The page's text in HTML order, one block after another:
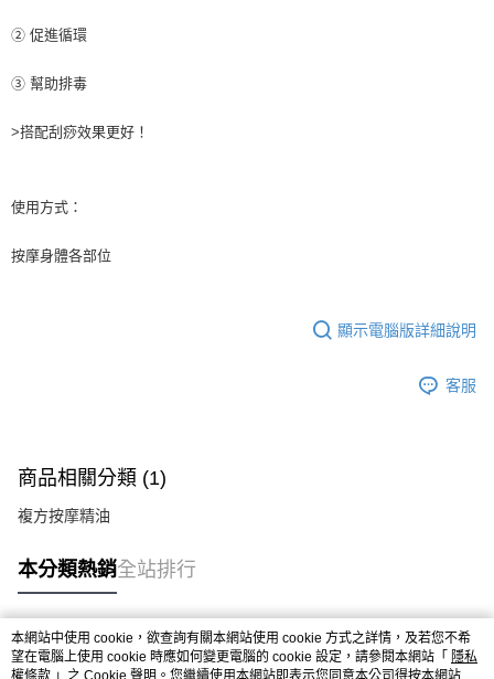
② 促進循環
③ 幫助排毒
>搭配刮痧效果更好！
使用方式：
按摩身體各部位
顯示電腦版詳細說明
客服
商品相關分類 (1)
複方按摩精油
本分類熱銷全站排行
熱門標籤
本網站中使用 cookie，欲查詢有關本網站使用 cookie 方式之詳情，及若您不希
望在電腦上使用 cookie 時應如何變更電腦的 cookie 設定，請參閱本網站「 隱私
權條款 」之 Cookie 聲明。您繼續使用本網站即表示您同意本公司得按本網站使